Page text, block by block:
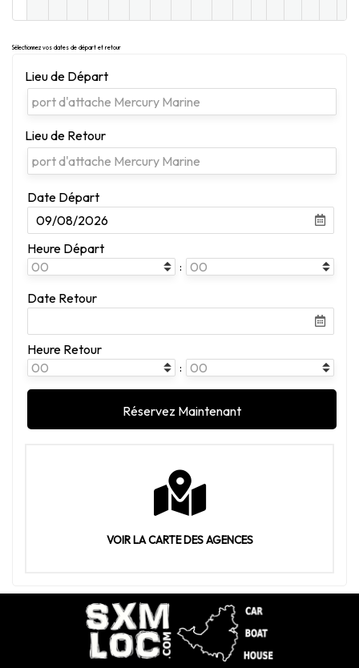
Sélectionnez vos dates de départ et retour
Lieu de Départ
Lieu de Retour
Date Départ
Heure Départ
:
Date Retour
Heure Retour
:
VOIR LA CARTE DES AGENCES